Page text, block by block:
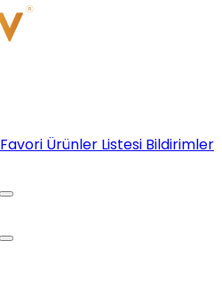
Favori Ürünler Listesi Bildirimler